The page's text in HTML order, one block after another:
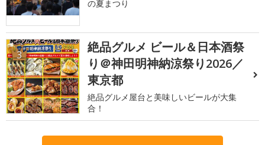
の夏まつり
3
絶品グルメ ビール＆日本酒祭
り＠神田明神納涼祭り2026／
東京都
絶品グルメ屋台と美味しいビールが大集
合！